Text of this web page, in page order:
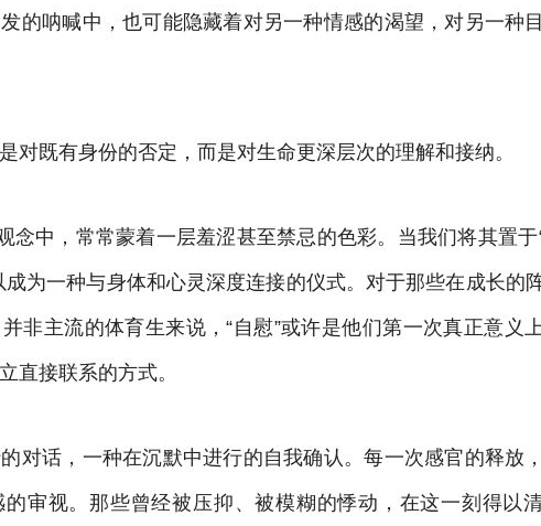
的呐喊中，也可能隐藏着对另一种情感的渴望，对另一种
对既有身份的否定，而是对生命更深层次的理解和接纳。
念中，常常蒙着一层羞涩甚至禁忌的色彩。当我们将其置于
为一种与身体和心灵深度连接的仪式。对于那些在成长的
非主流的体育生来说，“自慰”或许是他们第一次真正意义
直接联系的方式。
对话，一种在沉默中进行的自我确认。每一次感官的释放
审视。那些曾经被压抑、被模糊的悸动，在这一刻得以